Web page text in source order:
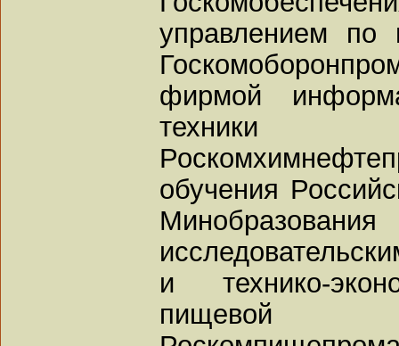
управлением по
фирмой
техники
обучения
и технико-
пищевой